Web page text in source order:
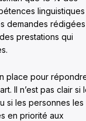
linguistiques
demandes rédigées
prestations qui
place pour
Il n’est pas clair si
si les personnes les
en priorité aux